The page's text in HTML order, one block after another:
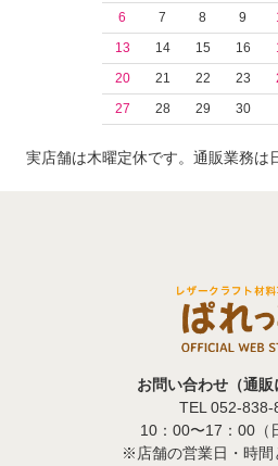
6
7 8 9
13
14 15 16
20
21 22 23
27
28 29 30
実店舗は木曜定休です。通販業務は
お問い合わせ（通販
TEL 052-838-
10：00〜17：00（
※店舗の営業日・時間